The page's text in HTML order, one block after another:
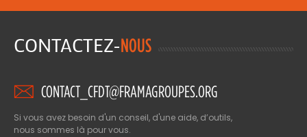
CONTACTEZ-NOUS
CONTACT_CFDT@FRAMAGROUPES.ORG
Si vous avez besoin d'un conseil, d'une aide, d’outils,
nous sommes là pour vous.